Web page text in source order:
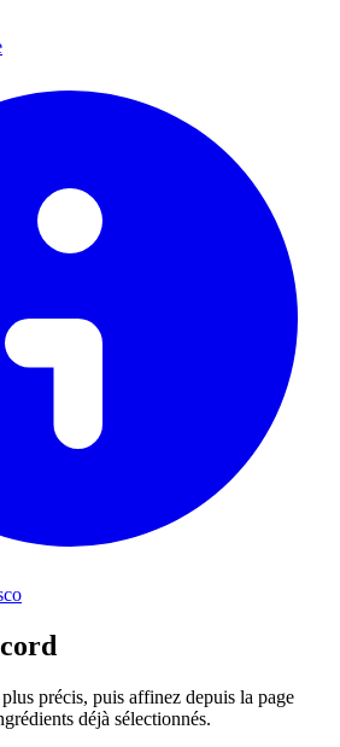
précis, puis affinez depuis la page
déjà sélectionnés.